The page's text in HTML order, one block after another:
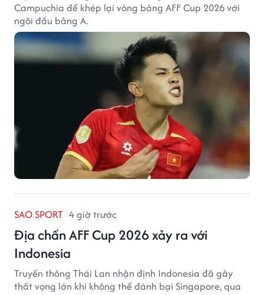
Campuchia để khép lại vòng bảng AFF Cup 2026 với
ngôi đầu bảng A.
SAO SPORT 4 giờ trước
Địa chấn AFF Cup 2026 xảy ra với
Indonesia
Truyền thông Thái Lan nhận định Indonesia đã gây
thất vọng lớn khi không thể đánh bại Singapore, qua